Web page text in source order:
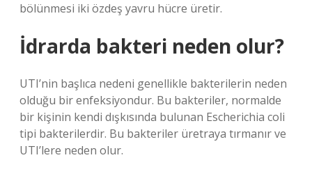
bölünmesi iki özdeş yavru hücre üretir.
İdrarda bakteri neden olur?
UTI’nin başlıca nedeni genellikle bakterilerin neden
olduğu bir enfeksiyondur. Bu bakteriler, normalde
bir kişinin kendi dışkısında bulunan Escherichia coli
tipi bakterilerdir. Bu bakteriler üretraya tırmanır ve
UTI’lere neden olur.